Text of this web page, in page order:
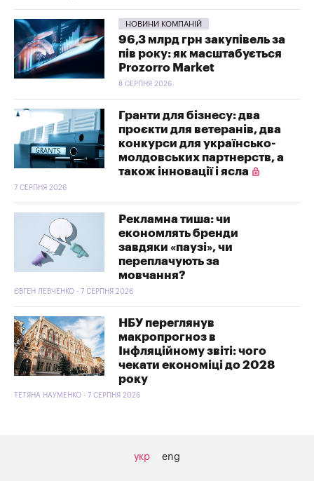
НОВИНИ КОМПАНІЙ
96,3 млрд грн закупівель за
пів року: як масштабується
Prozorro Market
8 СЕРПНЯ 2026
Гранти для бізнесу: два
проєкти для ветеранів, два
конкурси для українсько-
молдовських партнерств, а
також інновації і ясла
7 СЕРПНЯ 2026
Рекламна тиша: чи
економлять бренди
завдяки «паузі», чи
переплачують за
мовчання?
ЄВГЕН ЛЕВЧЕНКО - 7 СЕРПНЯ 2026
НБУ переглянув
макропрогноз в
Інфляційному звіті: чого
чекати економіці до 2028
року
ТЕТЯНА НАУМЕНКО - 7 СЕРПНЯ 2026
укр eng